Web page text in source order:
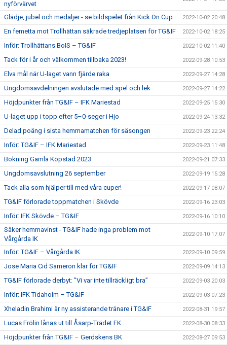
nyförvärvet
Glädje, jubel och medaljer - se bildspelet från Kick On Cup 2022-10-02 20:48
En femetta mot Trollhättan säkrade tredjeplatsen för TG&IF 2022-10-02 18:25
Inför: Trollhättans BoIS – TG&IF 2022-10-02 11:40
Tack för i år och välkommen tillbaka 2023! 2022-09-28 10:53
Elva mål när U-laget vann fjärde raka 2022-09-27 14:28
Ungdomsavdelningen avslutade med spel och lek 2022-09-27 14:22
Höjdpunkter från TG&IF – IFK Mariestad 2022-09-25 15:30
U-laget upp i topp efter 5–0-seger i Hjo 2022-09-24 13:32
Delad poäng i sista hemmamatchen för säsongen 2022-09-23 22:24
Inför: TG&IF – IFK Mariestad 2022-09-23 11:48
Bokning Gamla Köpstad 2023 2022-09-21 07:33
Ungdomsavslutning 26 september 2022-09-19 15:28
Tack alla som hjälper till med våra cuper! 2022-09-17 08:07
TG&IF förlorade toppmatchen i Skövde 2022-09-16 23:03
Inför: IFK Skövde – TG&IF 2022-09-16 10:10
Säker hemmavinst - TG&IF hade inga problem mot
Vårgårda IK
2022-09-10 17:07
Inför: TG&IF – Vårgårda IK 2022-09-10 09:59
Jose Maria Cid Sameron klar för TG&IF 2022-09-09 14:13
TG&IF förlorade derbyt: ”Vi var inte tillräckligt bra” 2022-09-03 20:03
Inför: IFK Tidaholm – TG&IF 2022-09-03 07:23
Xheladin Brahimi är ny assisterande tränare i TG&IF 2022-08-31 19:57
Lucas Frölin lånas ut till Åsarp-Trädet FK 2022-08-30 08:33
Höjdpunkter från TG&IF – Gerdskens BK 2022-08-27 09:53